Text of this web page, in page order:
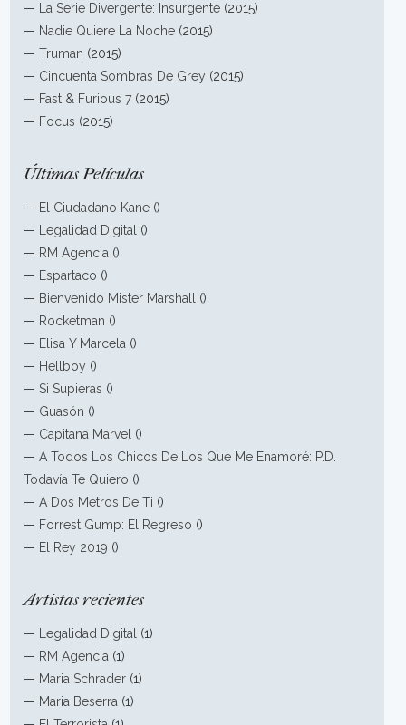
—
La Serie Divergente: Insurgente (2015)
— Nadie Quiere La Noche (2015)
—Truman (2015)
— Cincuenta Sombras De Grey (2015)
— Fast & Furious 7 (2015)
— Focus (2015)
Últimas Películas
— El Ciudadano Kane ()
—
Legalidad Digital
()
— RM Agencia ()
— Espartaco ()
— Bienvenido Mister Marshall
()
— Rocketman ()
— Elisa Y Marcela ()
— Hellboy ()
—Si Supieras ()
— Guasón ()
— Capitana Marvel ()
—A Todos Los Chicos De Los Que Me Enamoré: P.D.
Todavía Te Quiero ()
—A Dos Metros De Ti ()
— Forrest Gump: El Regreso ()
— El Rey 2019 ()
Artistas recientes
— Legalidad Digital
(1)
— RM Agencia (1)
— Maria Schrader (1)
— Maria Beserra (1)